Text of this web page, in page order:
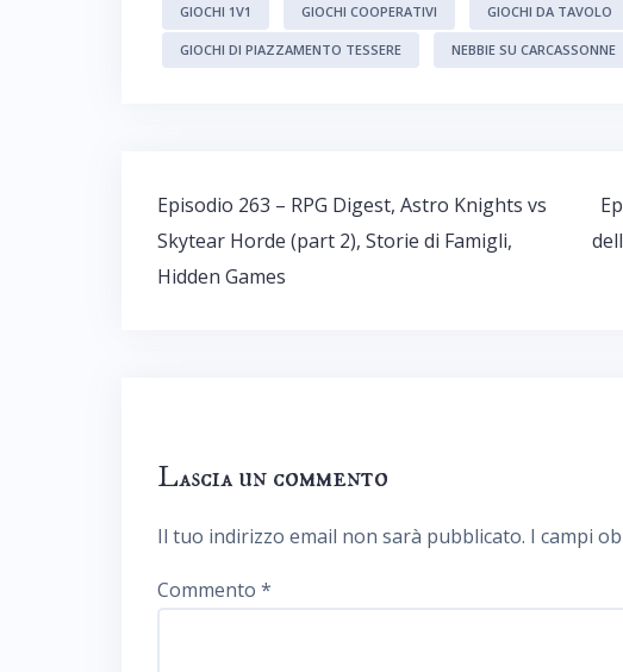
GIOCHI 1V1 GIOCHI COOPERATIVI GIOCHI DA TAVOLO
GIOCHI DI PIAZZAMENTO TESSERE NEBBIE SU CARCASSONNE
Navigazione
articoli
Episodio 263 – RPG Digest, Astro Knights vs
Skytear Horde (part 2), Storie di Famigli,
Hidden Games
Lascia un commento
Il tuo indirizzo email non sarà pubblicato. I campi
Commento *